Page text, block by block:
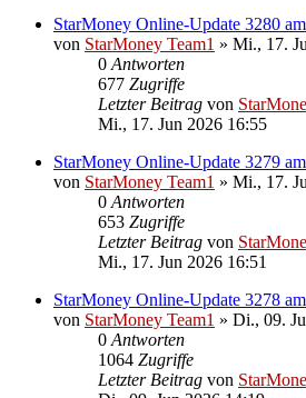
StarMoney Online-Update 3280
von StarMoney Team1 » Mi., 17.
0 Antworten
677 Zugriffe
Letzter Beitrag von
Mi., 17. Jun 2026 16:55
StarMoney Online-Update 3279
von StarMoney Team1 » Mi., 17.
0 Antworten
653 Zugriffe
Letzter Beitrag von
Mi., 17. Jun 2026 16:51
StarMoney Online-Update 3278
von StarMoney Team1 » Di., 09.
0 Antworten
1064 Zugriffe
Letzter Beitrag von